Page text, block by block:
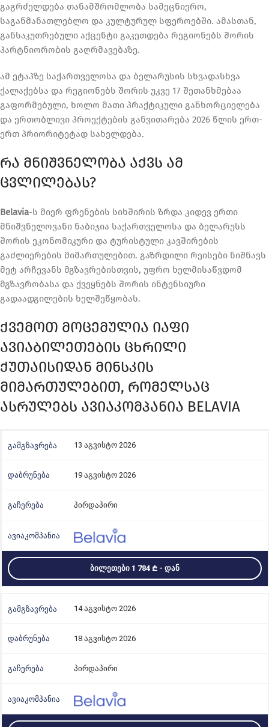
გაგრძელდება თანამშრომლობა სამეცნიერო,
საგანმანათლებლო და კულტურულ სფეროებში. ამასთან,
განსაკუთრებული აქცენტი გაკეთდება რეგიონებს შორის
პარტნიორობის გაღრმავებაზე.
ამ ეტაპზე საქართველოსა და ბელარუსის სხვადასხვა
ქალაქებსა და რეგიონებს შორის უკვე 17 შეთანხმებაა
გაფორმებული, ხოლო მათი პრაქტიკული განხორციელება
და ერთობლივი პროექტების განვითარება 2026 წლის ერთ-
ერთ პრიორიტეტად სახელდება.
ᲠᲐ ᲛᲜᲘᲨᲕᲜᲔᲚᲝᲑᲐ ᲐᲥᲕᲡ ᲐᲛ
ᲪᲕᲚᲘᲚᲔᲑᲐᲡ?
Belavia-ს მიერ ფრენების სიხშირის ზრდა კიდევ ერთი
მნიშვნელოვანი ნაბიჯია საქართველოსა და ბელარუსს
შორის ეკონომიკური და ტურისტული კავშირების
გაძლიერების მიმართულებით. გაზრდილი რეისები ნიშნავს
მეტ არჩევანს მგზავრებისთვის, უფრო ხელმისაწვდომ
მგზავრობასა და ქვეყნებს შორის ინტენსიური
გადაადგილების ხელშეწყობას.
ᲥᲕᲔᲛᲝᲗ ᲛᲝᲪᲔᲛᲣᲚᲘᲐ ᲘᲐᲤᲘ
ᲐᲕᲘᲐᲑᲘᲚᲔᲗᲔᲑᲘᲡ ᲪᲮᲠᲘᲚᲘ
ᲥᲣᲗᲐᲘᲡᲘᲓᲐᲜ ᲛᲘᲜᲡᲙᲘᲡ
ᲛᲘᲛᲐᲠᲗᲣᲚᲔᲑᲘᲗ, ᲠᲝᲛᲔᲚᲡᲐᲪ
ᲐᲡᲠᲣᲚᲔᲑᲡ ᲐᲕᲘᲐᲙᲝᲛᲞᲐᲜᲘᲐ BELAVIA
13 აგვისტო 2026
19 აგვისტო 2026
პირდაპირი
ᲑᲘᲚᲔᲗᲔᲑᲘ 1 784 - ᲓᲐᲜ
14 აგვისტო 2026
18 აგვისტო 2026
პირდაპირი